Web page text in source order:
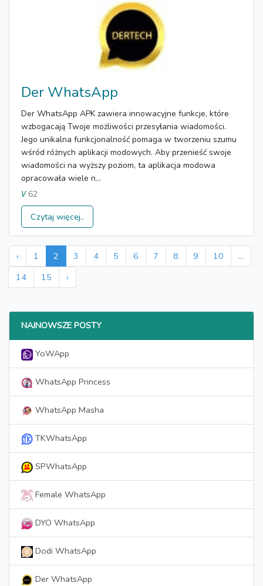
Der WhatsApp
Der WhatsApp APK zawiera innowacyjne funkcje, które
wzbogacają Twoje możliwości przesyłania wiadomości.
Jego unikalna funkcjonalność pomaga w tworzeniu szumu
wśród różnych aplikacji modowych. Aby przenieść swoje
wiadomości na wyższy poziom, ta aplikacja modowa
opracowała wiele n...
V62
Czytaj więcej..
‹ 1 2 3 4 5 6 7 8 9 10
...
14
15 ›
NAJNOWSZE POSTY
YoWApp
WhatsApp Princess
WhatsApp Masha
TKWhatsApp
SPWhatsApp
Female WhatsApp
DYO WhatsApp
Dodi WhatsApp
Der WhatsApp